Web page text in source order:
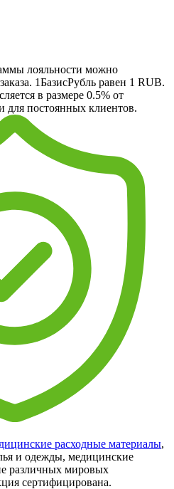
лояльности можно
1БазисРубль равен 1 RUB.
в размере 0.5% от
постоянных клиентов.
расходные материалы,
и одежды, медицинские
различных мировых
сертифицирована.